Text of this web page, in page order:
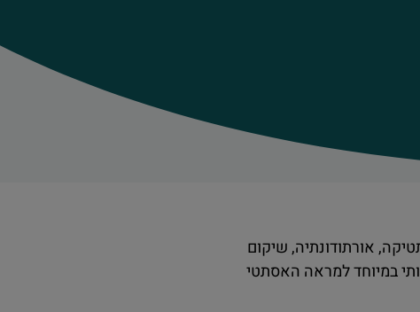
אורתודונתיה, שיקום
במיוחד למראה האסתטי